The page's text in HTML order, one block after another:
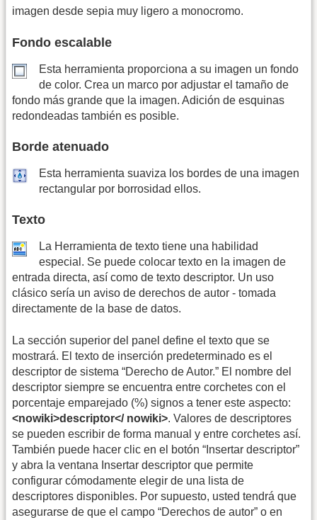
imagen desde sepia muy ligero a monocromo.
Fondo escalable
Esta herramienta proporciona a su imagen un fondo
de color. Crea un marco por adjustar el tamaño de
fondo más grande que la imagen. Adición de esquinas
redondeadas también es posible.
Borde atenuado
Esta herramienta suaviza los bordes de una imagen
rectangular por borrosidad ellos.
Texto
La Herramienta de texto tiene una habilidad
especial. Se puede colocar texto en la imagen de
entrada directa, así como de texto descriptor. Un uso
clásico sería un aviso de derechos de autor - tomada
directamente de la base de datos.
La sección superior del panel define el texto que se
mostrará. El texto de inserción predeterminado es el
descriptor de sistema “Derecho de Autor.” El nombre del
descriptor siempre se encuentra entre corchetes con el
porcentaje emparejado (%) signos a tener este aspecto:
<nowiki>descriptor</ nowiki>. Valores de descriptores
se pueden escribir de forma manual y entre corchetes así.
También puede hacer clic en el botón “Insertar descriptor”
y abra la ventana Insertar descriptor que permite
configurar cómodamente elegir de una lista de
descriptores disponibles. Por supuesto, usted tendrá que
asegurarse de que el campo “Derechos de autor” o en